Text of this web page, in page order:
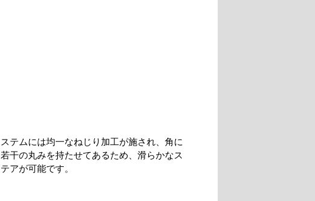
ステムには均一なねじり加工が施され、角に
若干の丸みを持たせてあるため、滑らかなス
テアが可能です。